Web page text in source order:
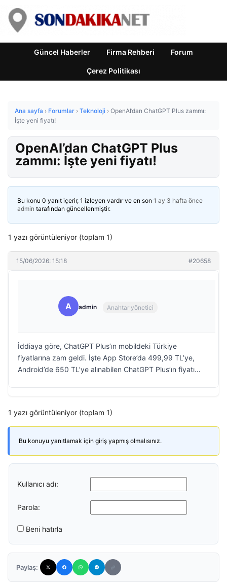
Güncel Haberler Firma Rehberi Forum
Çerez Politikası
Ana sayfa › Forumlar › Teknoloji › OpenAI’dan ChatGPT Plus zammı:
İşte yeni fiyatı!
OpenAI’dan ChatGPT Plus
zammı: İşte yeni fiyatı!
Bu konu 0 yanıt içerir, 1 izleyen vardır ve en son 1 ay 3 hafta önce
admin tarafından güncellenmiştir.
1 yazı görüntüleniyor (toplam 1)
15/06/2026: 15:18 #20658
A admin Anahtar yönetici
İddiaya göre, ChatGPT Plus’ın mobildeki Türkiye
fiyatlarına zam geldi. İşte App Store’da 499,99 TL’ye,
Android’de 650 TL’ye alınabilen ChatGPT Plus’ın fiyatı…
1 yazı görüntüleniyor (toplam 1)
Bu konuyu yanıtlamak için giriş yapmış olmalısınız.
Kullanıcı adı:
Parola:
Beni hatırla
Paylaş: